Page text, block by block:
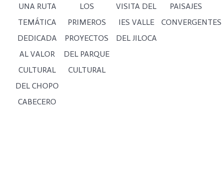
UNA RUTA
TEMÁTICA
DEDICADA
AL VALOR
CULTURAL
DEL CHOPO
CABECERO
LOS
PRIMEROS
PROYECTOS
DEL PARQUE
CULTURAL
VISITA DEL
IES VALLE
DEL JILOCA
PAISAJES
CONVERGENTES